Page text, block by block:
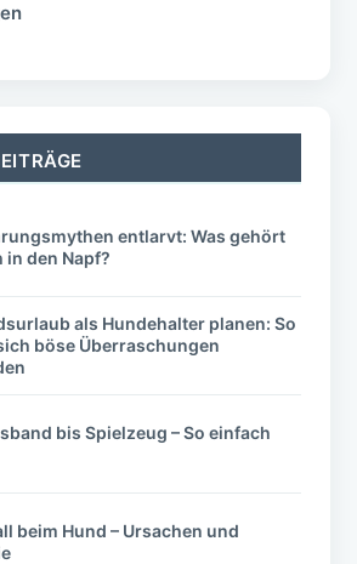
entlarvt: Was gehört
den Napf?
als Hundehalter planen: So
böse Überraschungen
bis Spielzeug – So einfach
beim Hund – Ursachen und